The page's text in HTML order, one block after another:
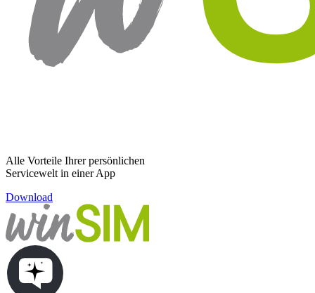
Alle Vorteile Ihrer persönlichen
Servicewelt in einer App
Download